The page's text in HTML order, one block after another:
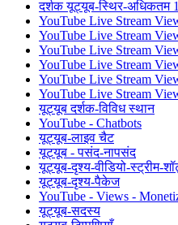
दर्शक यूट्यूब-स्थिर-अधिकतम
YouTube Live Stream
YouTube Live Stream
YouTube Live Stream
YouTube Live Stream
YouTube Live Stream
YouTube Live Stream
यूट्यूब दर्शक-विविध स्थान
YouTube - Chatbots
यूट्यूब-लाइव चैट
यूट्यूब - पसंद-नापसंद
यूट्यूब-दृश्य-वीडियो-स्ट्रीम-
यूट्यूब-दृश्य-पैकेज
YouTube - Views -
यूट्यूब-सदस्य